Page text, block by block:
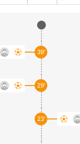
39’
29’
23’